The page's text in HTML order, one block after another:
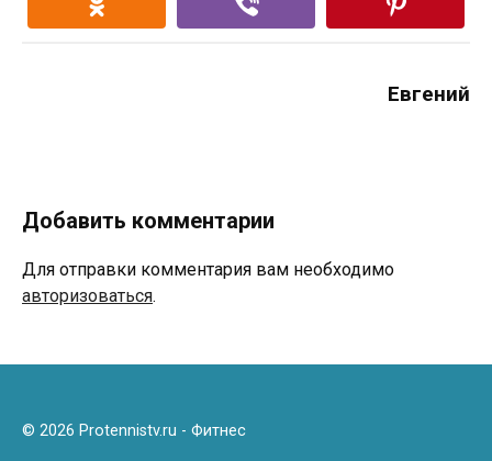
Евгений
Добавить комментарии
Для отправки комментария вам необходимо
авторизоваться.
© 2026 Protennistv.ru - Фитнес